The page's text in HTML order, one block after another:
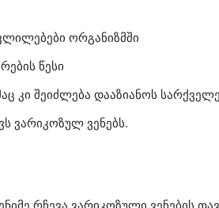
ორგანიზმში
წესი
კი შეიძლება დააზიანოს
ვარიკოზულ ვენებს.